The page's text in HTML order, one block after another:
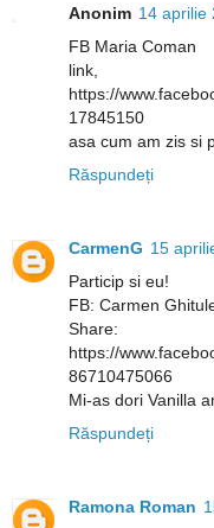
Anonim 14 aprilie
FB Maria Coman
link,
https://
17845150
asa cum am zis si
Răspundeți
CarmenG 15
Particip si eu!
FB: Carmen
Share:
https://
86710475066
Mi-as dori Vanilla
Răspundeți
Ramona Roman